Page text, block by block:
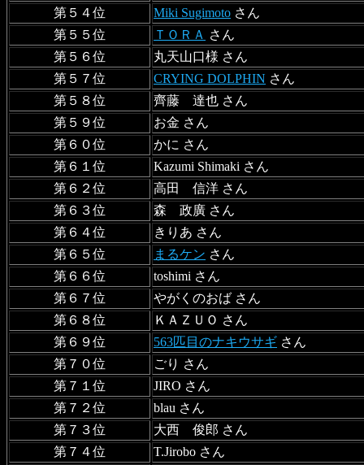
第５４位
Miki Sugimoto さん
第５５位
ＴＯＲＡ さん
第５６位
丸天山口様 さん
第５７位
CRYING DOLPHIN さん
第５８位
齊藤 達也 さん
第５９位
お金 さん
第６０位
かに さん
第６１位
Kazumi Shimaki さん
第６２位
高田 信洋 さん
第６３位
森 政廣 さん
第６４位
きりあ さん
第６５位
まるケン さん
第６６位
toshimi さん
第６７位
やがくのおば さん
第６８位
ＫＡＺＵＯ さん
第６９位
563匹目のナキウサギ さん
第７０位
ごり さん
第７１位
JIRO さん
第７２位
blau さん
第７３位
大西 俊郎 さん
第７４位
T.Jirobo さん